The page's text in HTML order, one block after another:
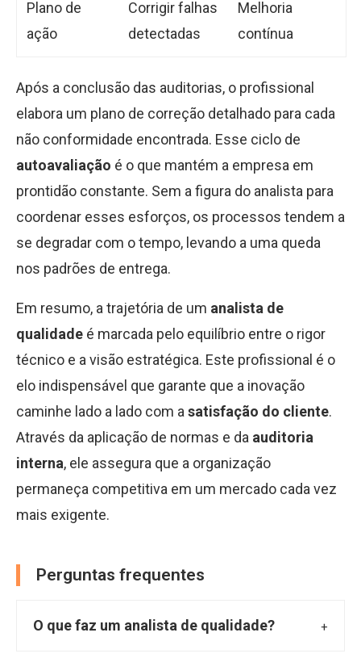
Plano de
ação
Corrigir falhas
detectadas
Melhoria
contínua
Após a conclusão das auditorias, o profissional
elabora um plano de correção detalhado para cada
não conformidade encontrada. Esse ciclo de
autoavaliação é o que mantém a empresa em
prontidão constante. Sem a figura do analista para
coordenar esses esforços, os processos tendem a
se degradar com o tempo, levando a uma queda
nos padrões de entrega.
Em resumo, a trajetória de um analista de
qualidade é marcada pelo equilíbrio entre o rigor
técnico e a visão estratégica. Este profissional é o
elo indispensável que garante que a inovação
caminhe lado a lado com a satisfação do cliente.
Através da aplicação de normas e da auditoria
interna, ele assegura que a organização
permaneça competitiva em um mercado cada vez
mais exigente.
Perguntas frequentes
O que faz um analista de qualidade?